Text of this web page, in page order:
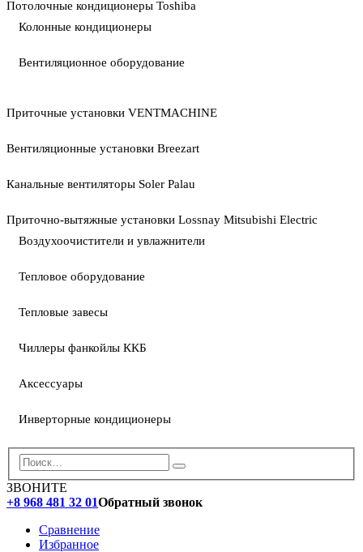
Потолочные кондиционеры Toshiba
Колонные кондиционеры
Вентиляционное оборудование
Приточные установки VENTMACHINE
Вентиляционные установки Breezart
Канальные вентиляторы Soler Palau
Приточно-вытяжные установки Lossnay Mitsubishi Electric
Воздухоочистители и увлажнители
Тепловое оборудование
Тепловые завесы
Чиллеры фанкойлы ККБ
Аксессуары
Инверторные кондиционеры
ЗВОНИТЕ
+8 968 481 32 01Обратный звонок
Сравнение
Избранное